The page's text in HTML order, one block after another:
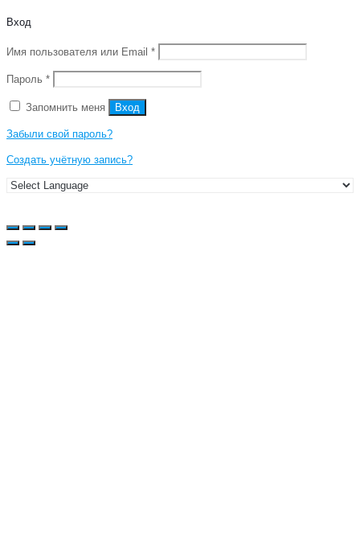
Вход
Имя пользователя или Email *
Пароль *
Запомнить меня Вход
Забыли свой пароль?
Создать учётную запись?